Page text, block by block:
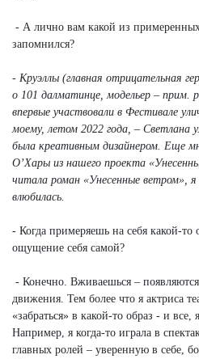
- А лично вам какой из
запомнился?
- Круэллы (главная отрицательная
о 101 далматинце, модельер – прим.
впервые участвовали в Фестивале
моему, летом 2022 года, – Светлана
была креативным дизайнером. Еще
О’Хары из нашего проекта
читала роман «Унесенные ветром»,
влюбилась.
- Когда примеряешь на себя какой-то
ощущение себя самой?
- Конечно. Вживаешься –
движения. Тем более что я актриса
«забраться» в какой-то образ - и все,
Например, я когда-то играла в
главных ролей – уверенную в себе,